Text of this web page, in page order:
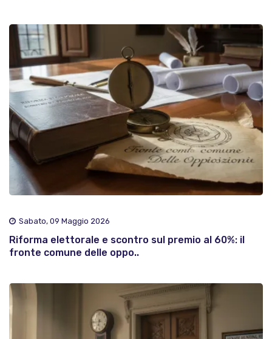
Sabato, 09 Maggio 2026
Riforma elettorale e scontro sul premio al 60%: il
fronte comune delle oppo..